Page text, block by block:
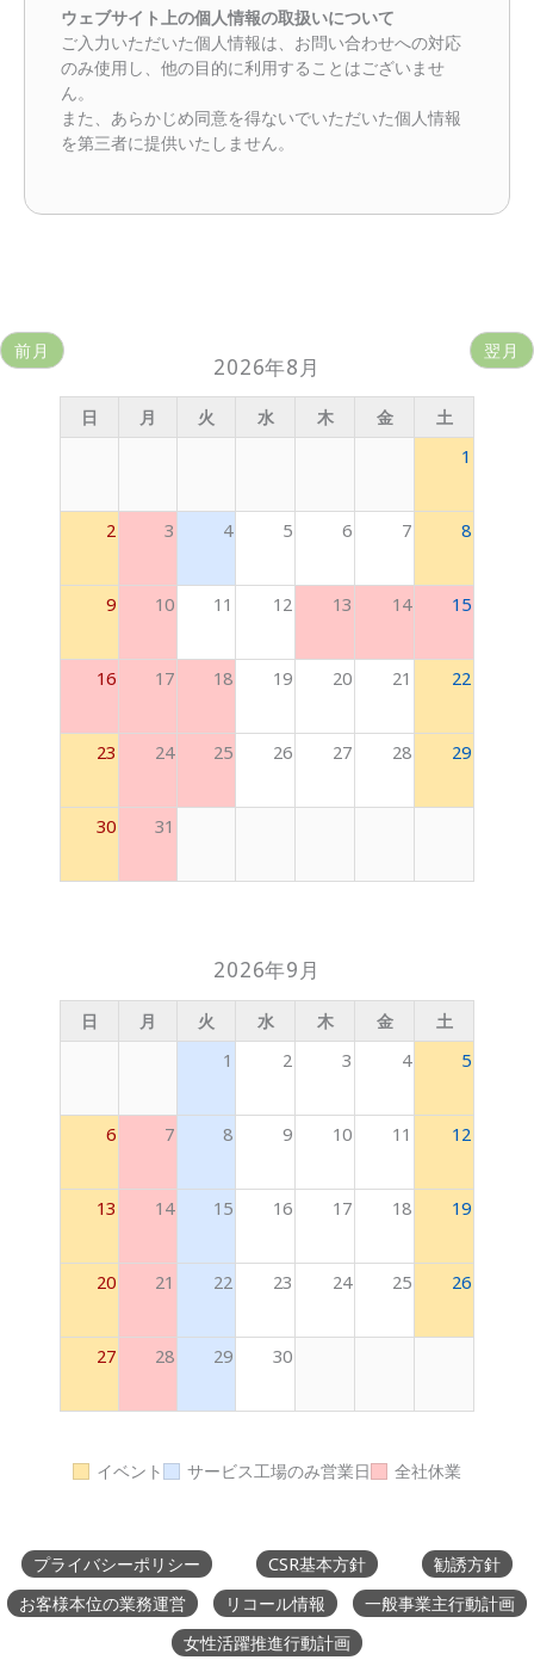
ウェブサイト上の個人情報の取扱いについて
ご入力いただいた個人情報は、お問い合わせへの対応
のみ使用し、他の目的に利用することはございませ
ん。
また、あらかじめ同意を得ないでいただいた個人情報
を第三者に提供いたしません。
前月 翌月
2026年8月
日 月 火 水 木 金 土
1
2 3 4 5 6 7 8
9 10 11 12 13 14 15
16 17 18 19 20 21 22
23 24 25 26 27 28 29
30 31
2026年9月
日 月 火 水 木 金 土
1 2 3 4 5
6 7 8 9 10 11 12
13 14 15 16 17 18 19
20 21 22 23 24 25 26
27 28 29 30
イベント サービス工場のみ営業日 全社休業
プライバシーポリシー CSR基本方針
勧誘方針
お客様本位の業務運営
リコール情報
一般事業主行動計画
女性活躍推進行動計画